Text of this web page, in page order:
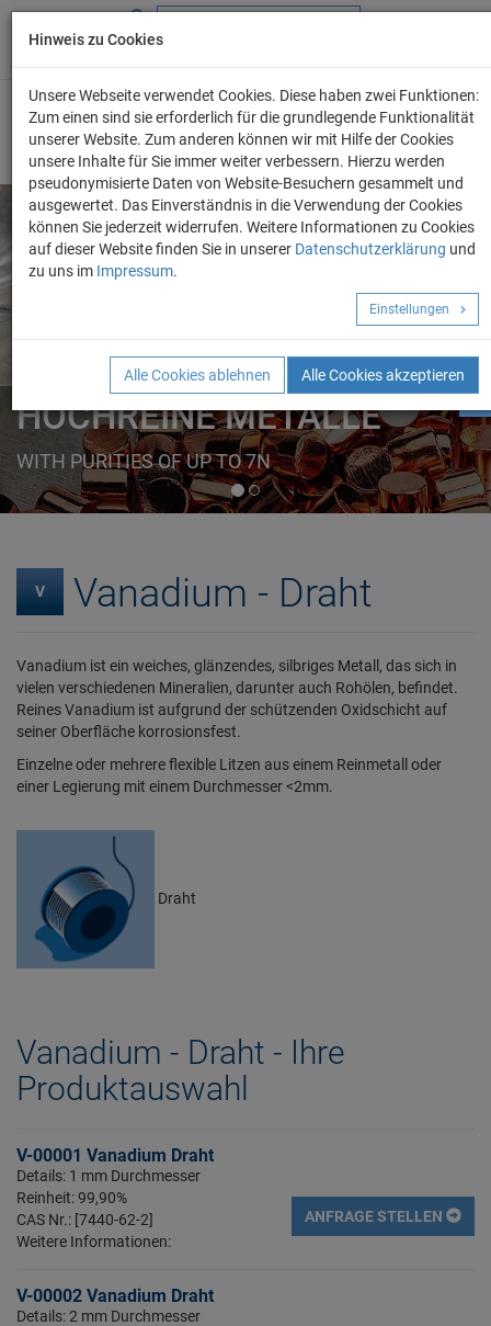
+49 (0) 69 986 4604 - 0
ELEMENTE
FORMEN
HOCHREINE METALLE
WITH PURITIES OF UP TO 7N
Angebot anfordern!
V Vanadium - Draht
Vanadium ist ein weiches, glänzendes, silbriges Metall, das sich in
vielen verschiedenen Mineralien, darunter auch Rohölen, befindet.
Reines Vanadium ist aufgrund der schützenden Oxidschicht auf
seiner Oberfläche korrosionsfest.
Einzelne oder mehrere flexible Litzen aus einem Reinmetall oder
einer Legierung mit einem Durchmesser <2mm.
Draht
Vanadium - Draht - Ihre
Produktauswahl
V-00001 Vanadium Draht
Details: 1 mm Durchmesser
Reinheit: 99,90%
CAS Nr.: [7440-62-2]
Weitere Informationen:
ANFRAGE STELLEN
V-00002 Vanadium Draht
Details: 2 mm Durchmesser
Hinweis zu Cookies
Unsere Webseite verwendet Cookies. Diese haben zwei Funktionen:
Zum einen sind sie erforderlich für die grundlegende Funktionalität
unserer Website. Zum anderen können wir mit Hilfe der Cookies
unsere Inhalte für Sie immer weiter verbessern. Hierzu werden
pseudonymisierte Daten von Website-Besuchern gesammelt und
ausgewertet. Das Einverständnis in die Verwendung der Cookies
können Sie jederzeit widerrufen. Weitere Informationen zu Cookies
auf dieser Website finden Sie in unserer Datenschutzerklärung und
zu uns im Impressum.
Einstellungen
Alle Cookies ablehnen Alle Cookies akzeptieren